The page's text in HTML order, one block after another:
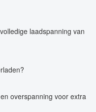
laadspanning van
overspanning voor extra